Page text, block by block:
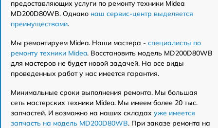
предоставляющих услуги по ремонту техники Midea
MD200D80WB. Однако наш сервис-центр выделяется
преимуществами.
Мы ремонтируем Midea. Наши мастера - специалисты по
ремонту техники Midea. Восстановить модель MD200D80WB
для мастеров не будет новой задачей. На все виды
проведенных работ у нас имеется гарантия.
Минимальные сроки выполнения ремонта. Мы большая
сеть мастерских техники Midea. Мы имеем более 20 тыс.
запчастей. И возможно на наших складах уже имеется
запчасть на модель MD200D80WB. При заказе ремонта на